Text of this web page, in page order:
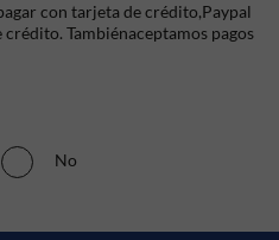
con tarjeta de crédito,Paypal
Tambiénaceptamos pagos
No